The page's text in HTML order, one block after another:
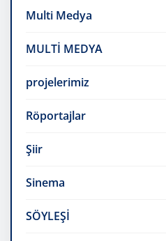
Multi Medya
MULTİ MEDYA
projelerimiz
Röportajlar
Şiir
Sinema
SÖYLEŞİ